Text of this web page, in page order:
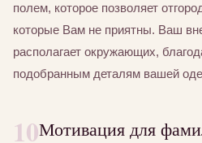
полем, которое позволяет
которые Вам не приятны. Ваш
располагает окружающих,
подобранным деталям вашей
10Мотивация для